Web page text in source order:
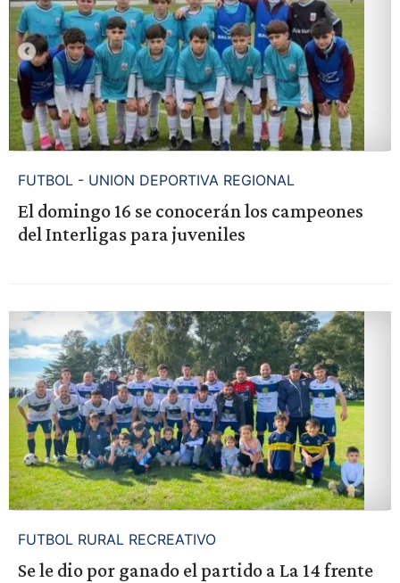
FUTBOL - UNION DEPORTIVA REGIONAL
El domingo 16 se conocerán los campeones
del Interligas para juveniles
FUTBOL RURAL RECREATIVO
Se le dio por ganado el partido a La 14 frente